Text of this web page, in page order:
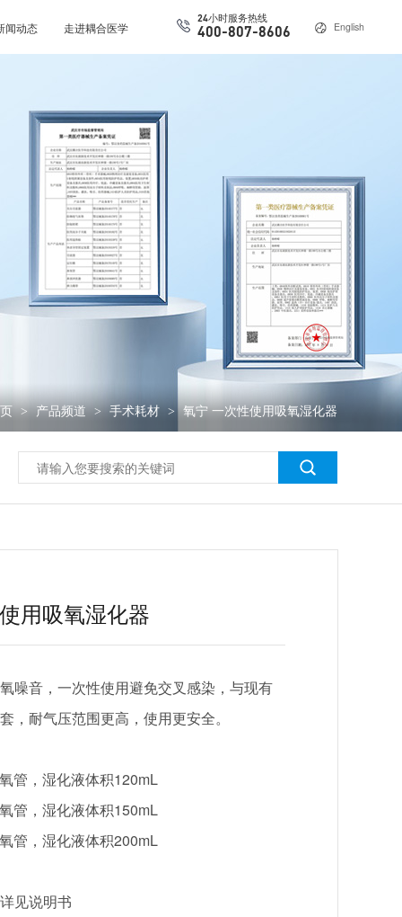
English
24小时服务热线
400-807-8606
闻动态 走进耦合医学
> 产品频道 > 手术耗材 > 氧宁 一次性使用吸氧湿化器
用吸氧湿化器
噪音，一次性使用避免交叉感染，与现有
，耐气压范围更高，使用更安全。
管，湿化液体积120mL
管，湿化液体积150mL
管，湿化液体积200mL
见说明书